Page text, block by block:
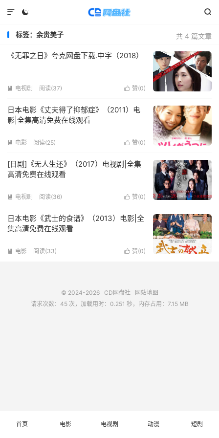
 

共 4 篇文章
标签：余贵美子
《无罪之日》夸克网盘下载.中字（2018）
 赞(0)
 电视剧 阅读(37)
日本电影《丈夫得了抑郁症》（2011）电
影|全集高清免费在线观看
 赞(0)
 电影 阅读(25)
[日剧]《无人生还》（2017）电视剧|全集
高清免费在线观看
 赞(0)
 电视剧 阅读(36)
日本电影《武士的食谱》（2013）电影|全
集高清免费在线观看
 赞(0)
 电影 阅读(33)
© 2024-2026 CD网盘社
网站地图
请求次数：45 次，加载用时：0.251 秒，内存占用：7.15 MB
首页 电影 电视剧 动漫 短剧